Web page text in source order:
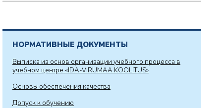
НОРМАТИВНЫЕ ДОКУМЕНТЫ
Выписка из основ организации учебного процесса в
учебном центре «IDA-VIRUMAA KOOLITUS»
Основы обеспечения качества
Допуск к обучению